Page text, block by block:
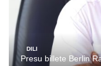
DILI
Presu billete Berlin